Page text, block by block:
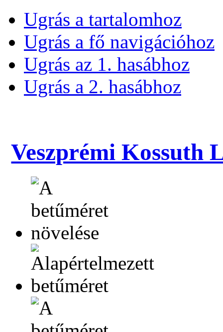
Ugrás a tartalomhoz
Ugrás a fő navigációhoz
Ugrás az 1. hasábhoz
Ugrás a 2. hasábhoz
Veszprémi Kossuth